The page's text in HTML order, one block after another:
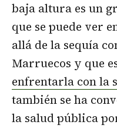
baja altura es un
que se puede ver
allá de la sequía
Marruecos y que
enfrentarla con la
también se ha
la salud pública